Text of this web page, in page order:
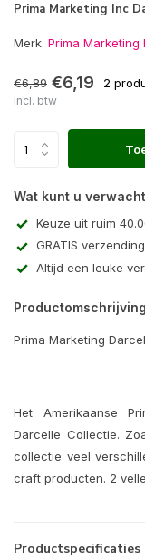
Prima Marketing Inc
Merk: Prima Marketing
€6,89 €6,19 2
Incl. btw
Wat kunt u
Keuze uit ruim
GRATIS
Altijd een leuke
Productomschrijving
Prima Marketing
Het Amerikaanse
Darcelle Collectie.
collectie veel
craft producten. 2
Productspecificaties